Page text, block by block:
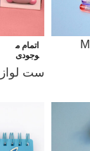
اتمام م
وجودی
ست